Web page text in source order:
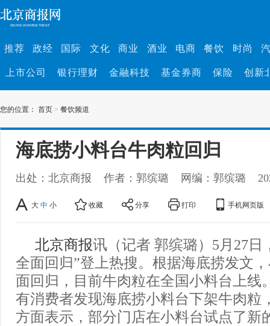
推荐 政经 国际 文化 商业 酒业 电商 餐饮 时尚
上市公司 银行理财 金融科技 基金券商 保险 创新
您的位置： 首页 > 餐饮频道
海底捞小料台牛肉粒回归
出处：北京商报 作者：郭缤璐 网编：郭缤璐
大 中 小 收藏 分享 打印 手机网页版
北京商报讯（记者 郭缤璐）5月27日
全面回归”登上热搜。根据海底捞发文
面回归，目前牛肉粒在全国小料台上线
有消费者发现海底捞小料台下架牛肉粒
方面表示，部分门店在小料台试点了新